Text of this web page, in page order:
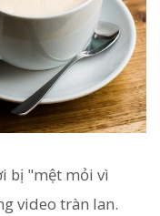
bị "mệt mỏi vì
video tràn lan.